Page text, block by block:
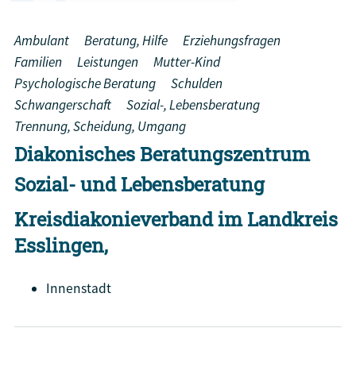
Ambulant Beratung, Hilfe
Erziehungsfragen
Familien
Leistungen
Mutter-Kind
Psychologische Beratung
Schulden
Schwangerschaft
Sozial-, Lebensberatung
Trennung, Scheidung, Umgang
Diakonisches Beratungszentrum
Sozial- und Lebensberatung
Kreisdiakonieverband im Landkreis
Esslingen,
Innenstadt